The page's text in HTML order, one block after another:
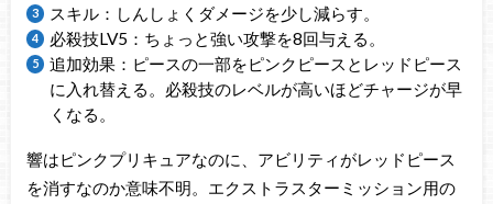
スキル：しんしょくダメージを少し減らす。
必殺技LV5：ちょっと強い攻撃を8回与える。
追加効果：ピースの一部をピンクピースとレッドピース
に入れ替える。必殺技のレベルが高いほどチャージが早
くなる。
響はピンクプリキュアなのに、アビリティがレッドピース
を消すなのか意味不明。エクストラスターミッション用の